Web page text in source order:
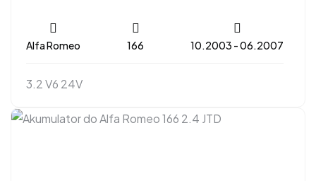
Alfa Romeo 166 10.2003 - 06.2007
3.2 V6 24V